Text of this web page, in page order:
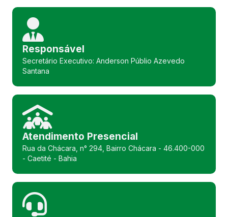
Responsável
Secretário Executivo: Anderson Públio Azevedo
Santana
Atendimento Presencial
Rua da Chácara, n° 294, Bairro Chácara - 46.400-000
- Caetité - Bahia